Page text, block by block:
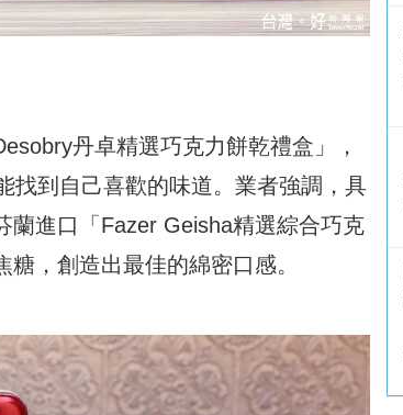
丹卓精選巧克力餅乾禮盒」，
找到自己喜歡的味道。業者強調，具
蘭進口「Fazer Geisha精選綜合巧克
，創造出最佳的綿密口感。